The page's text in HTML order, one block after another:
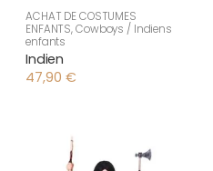
ACHAT DE COSTUMES
ENFANTS,Cowboys / Indiens
enfants
Indien
47,90 €